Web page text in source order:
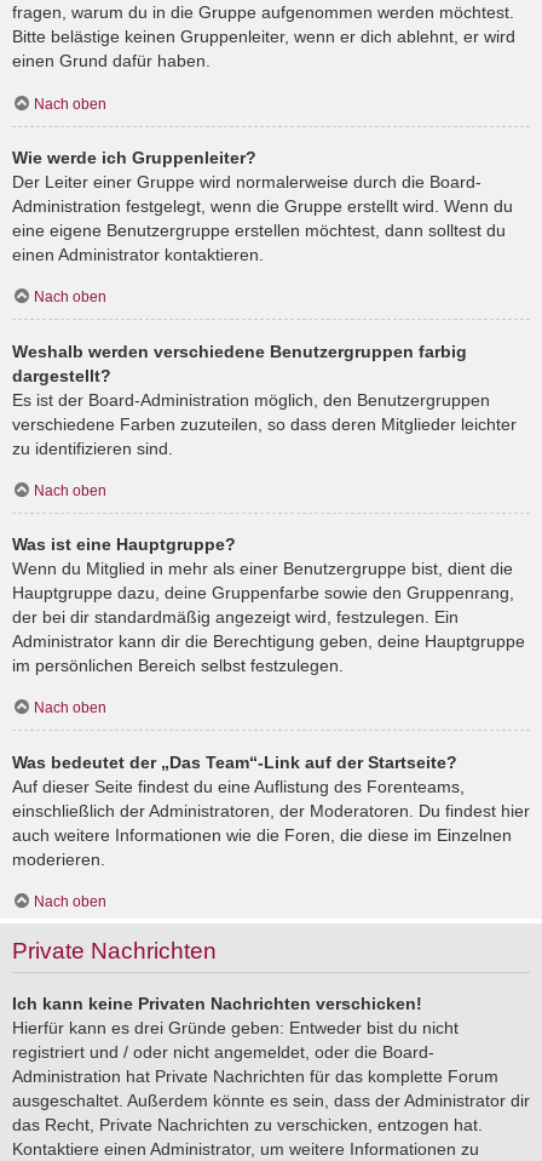
fragen, warum du in die Gruppe aufgenommen werden möchtest.
Bitte belästige keinen Gruppenleiter, wenn er dich ablehnt, er wird
einen Grund dafür haben.
Nach oben
Wie werde ich Gruppenleiter?
Der Leiter einer Gruppe wird normalerweise durch die Board-
Administration festgelegt, wenn die Gruppe erstellt wird. Wenn du
eine eigene Benutzergruppe erstellen möchtest, dann solltest du
einen Administrator kontaktieren.
Nach oben
Weshalb werden verschiedene Benutzergruppen farbig
dargestellt?
Es ist der Board-Administration möglich, den Benutzergruppen
verschiedene Farben zuzuteilen, so dass deren Mitglieder leichter
zu identifizieren sind.
Nach oben
Was ist eine Hauptgruppe?
Wenn du Mitglied in mehr als einer Benutzergruppe bist, dient die
Hauptgruppe dazu, deine Gruppenfarbe sowie den Gruppenrang,
der bei dir standardmäßig angezeigt wird, festzulegen. Ein
Administrator kann dir die Berechtigung geben, deine Hauptgruppe
im persönlichen Bereich selbst festzulegen.
Nach oben
Was bedeutet der „Das Team“-Link auf der Startseite?
Auf dieser Seite findest du eine Auflistung des Forenteams,
einschließlich der Administratoren, der Moderatoren. Du findest hier
auch weitere Informationen wie die Foren, die diese im Einzelnen
moderieren.
Nach oben
Private Nachrichten
Ich kann keine Privaten Nachrichten verschicken!
Hierfür kann es drei Gründe geben: Entweder bist du nicht
registriert und / oder nicht angemeldet, oder die Board-
Administration hat Private Nachrichten für das komplette Forum
ausgeschaltet. Außerdem könnte es sein, dass der Administrator dir
das Recht, Private Nachrichten zu verschicken, entzogen hat.
Kontaktiere einen Administrator, um weitere Informationen zu